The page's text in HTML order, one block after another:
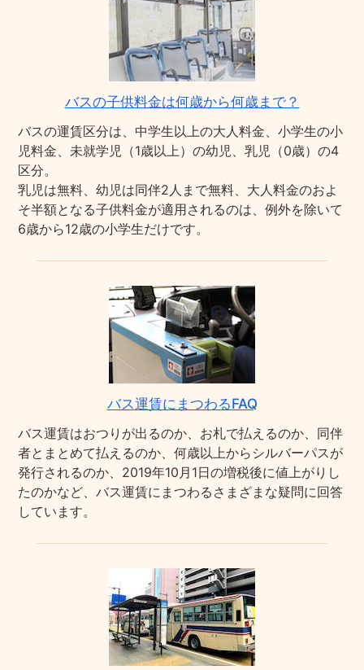
バスの子供料金は何歳から何歳まで？
バスの運賃区分は、中学生以上の大人料金、小学生の小
児料金、未就学児（1歳以上）の幼児、乳児（0歳）の4
区分。
乳児は無料、幼児は同伴2人まで無料、大人料金のおよ
そ半額となる子供料金が適用されるのは、例外を除いて
6歳から12歳の小学生だけです。
バス運賃にまつわるFAQ
バス運賃はおつりが出るのか、お札で払えるのか、同伴
者とまとめて払えるのか、何歳以上からシルバーパスが
発行されるのか、2019年10月1日の増税後に値上がりし
たのかなど、バス運賃にまつわるさまざまな疑問に回答
しています。